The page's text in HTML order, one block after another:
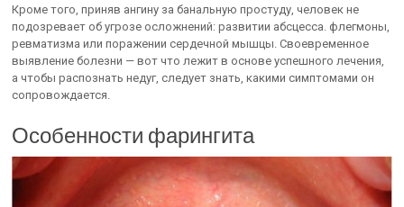
Кроме того, приняв ангину за банальную простуду, человек не
подозревает об угрозе осложнений: развитии абсцесса. флегмоны,
ревматизма или поражении сердечной мышцы. Своевременное
выявление болезни — вот что лежит в основе успешного лечения,
а чтобы распознать недуг, следует знать, какими симптомами он
сопровождается.
Особенности фарингита